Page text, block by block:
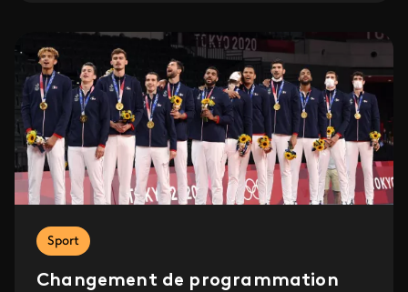
Sport
Changement de programmation